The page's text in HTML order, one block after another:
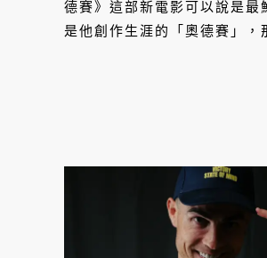
德賽》這部新電影可以說是最
是他創作生涯的「奧德賽」，